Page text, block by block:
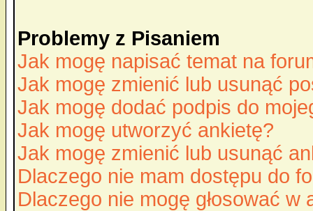
Problemy z Pisaniem
Jak mogę napisać temat na
Jak mogę zmienić lub usunąć
Jak mogę dodać podpis do
Jak mogę utworzyć ankietę?
Jak mogę zmienić lub usunąć
Dlaczego nie mam dostępu do
Dlaczego nie mogę głosować w